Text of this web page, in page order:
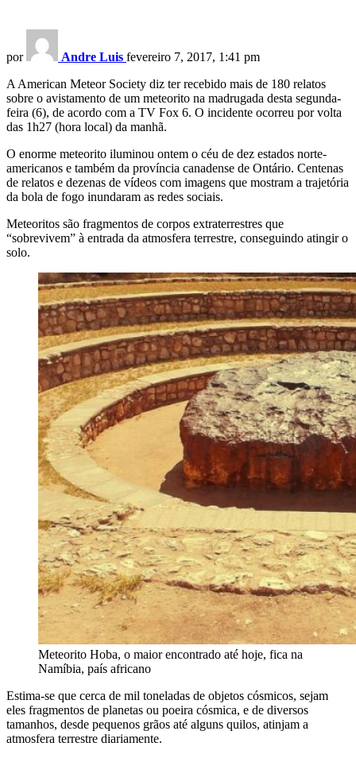
por Andre Luis fevereiro 7, 2017, 1:41 pm
A American Meteor Society diz ter recebido mais de 180 relatos
sobre o avistamento de um meteorito na madrugada desta segunda-
feira (6), de acordo com a TV Fox 6. O incidente ocorreu por volta
das 1h27 (hora local) da manhã.
O enorme meteorito iluminou ontem o céu de dez estados norte-
americanos e também da província canadense de Ontário. Centenas
de relatos e dezenas de vídeos com imagens que mostram a trajetória
da bola de fogo inundaram as redes sociais.
Meteoritos são fragmentos de corpos extraterrestres que
“sobrevivem” à entrada da atmosfera terrestre, conseguindo atingir o
solo.
Meteorito Hoba, o maior encontrado até hoje, fica na
Namíbia, país africano
Estima-se que cerca de mil toneladas de objetos cósmicos, sejam
eles fragmentos de planetas ou poeira cósmica, e de diversos
tamanhos, desde pequenos grãos até alguns quilos, atinjam a
atmosfera terrestre diariamente.